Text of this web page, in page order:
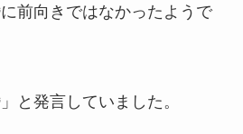
前向きではなかったようで
と発言していました。